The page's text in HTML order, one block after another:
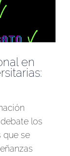
en
los
que se